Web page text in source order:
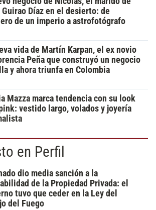
Guirao Díaz en el desierto: de
de un imperio a astrofotógrafo
vida de Martín Karpan, el ex novio
Peña que construyó un negocio
y ahora triunfa en Colombia
Mazza marca tendencia con su look
vestido largo, volados y joyería
en Perfil
dio media sanción a la
de la Propiedad Privada: el
tuvo que ceder en la Ley del
del Fuego